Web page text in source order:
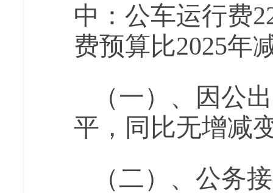
中： 公车运行费
费预算比2025年
（一）、因公
平，同比无增减
（二）、公务